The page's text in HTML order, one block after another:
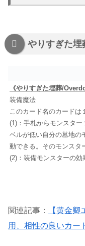
やりすぎた埋
《やりすぎた埋葬/
装備魔法
このカード名のカードは
(1)：手札からモンスタ
ベルが低い自分の墓地の
動できる。そのモンスタ
(2)：装備モンスターの効
関連記事：
【黄金
用、相性の良いカー